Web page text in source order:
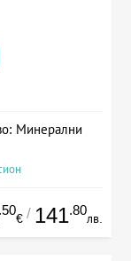
Минерални
.50
€ / 141.80
лв.